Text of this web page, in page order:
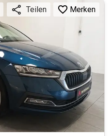
Teilen Merken